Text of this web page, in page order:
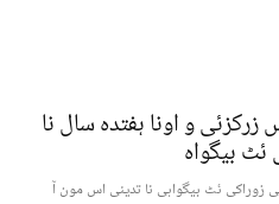
و اونا ہفتدہ سال نا
بیگواہ
زوراکی ئٹ بیگواہی نا تدینی اس مون آ